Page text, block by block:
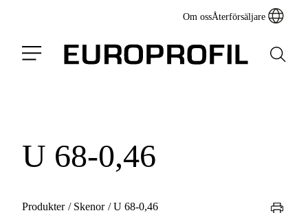
Om ossÅterförsäljare
U 68-0,46
Produkter / Skenor /U 68-0,46